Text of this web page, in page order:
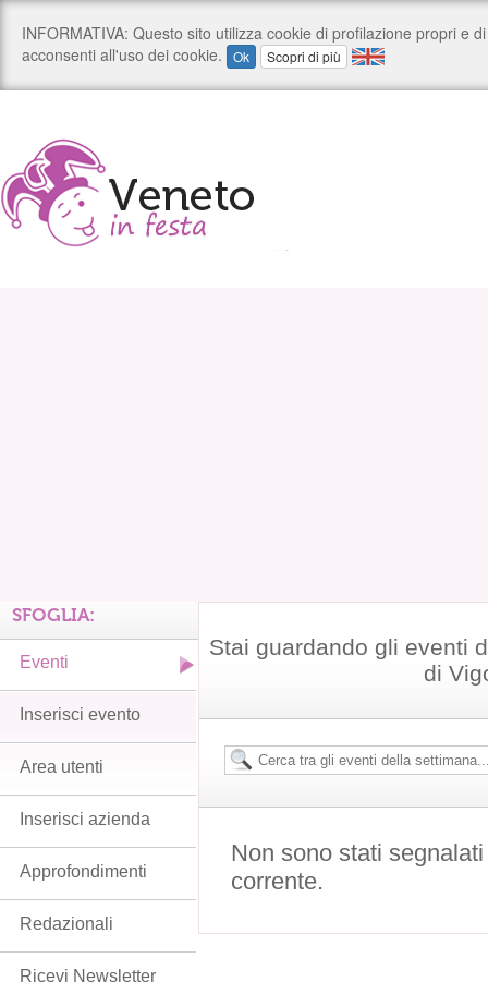
Stai guardando gli eventi
di
Non sono stati
corrente.
SFOGLIA:
Eventi
Inserisci evento
Area utenti
Inserisci azienda
Approfondimenti
Redazionali
Ricevi Newsletter